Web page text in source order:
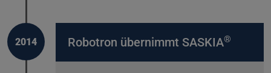
Robotron übernimmt SASKIA®
2014